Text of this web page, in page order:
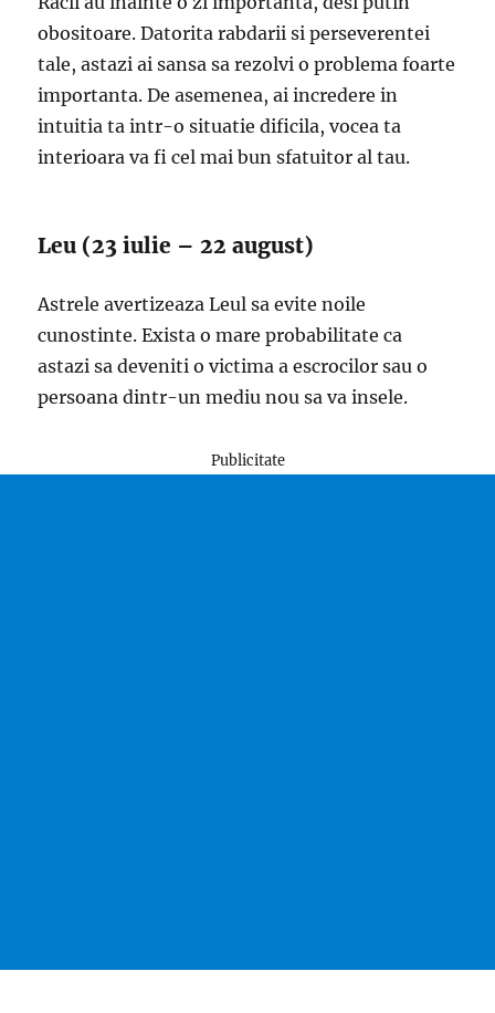
obositoare. Datorita rabdarii si perseverentei
tale, astazi ai sansa sa rezolvi o problema foarte
importanta. De asemenea, ai incredere in
intuitia ta intr-o situatie dificila, vocea ta
interioara va fi cel mai bun sfatuitor al tau.
Leu (23 iulie – 22 august)
Astrele avertizeaza Leul sa evite noile
cunostinte. Exista o mare probabilitate ca
astazi sa deveniti o victima a escrocilor sau o
persoana dintr-un mediu nou sa va insele.
Publicitate